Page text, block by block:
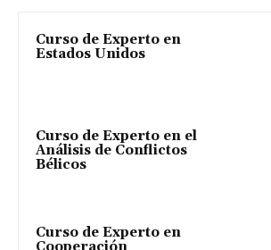
Curso de Experto en
Estados Unidos
Curso de Experto en el
Análisis de Conflictos
Bélicos
Curso de Experto en
Cooperación